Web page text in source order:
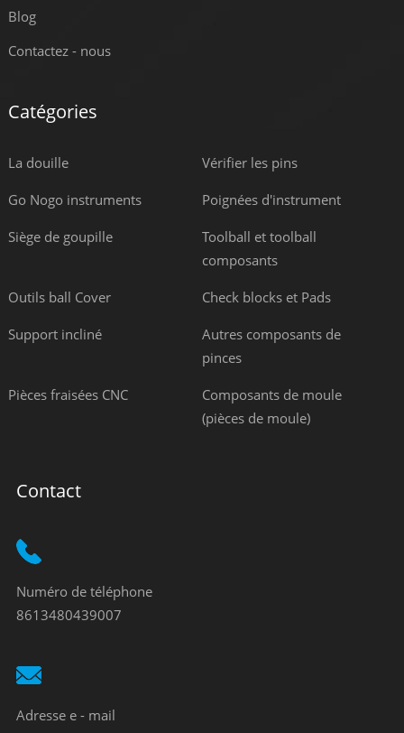
Blog
Contactez - nous
Catégories
La douille Vérifier les pins
Go Nogo instruments Poignées d'instrument
Siège de goupille
Toolball et toolball
composants
Outils ball Cover Check blocks et Pads
Support incliné
Autres composants de
pinces
Pièces fraisées CNC
Composants de moule
(pièces de moule)
Contact
Numéro de téléphone
8613480439007
Adresse e - mail